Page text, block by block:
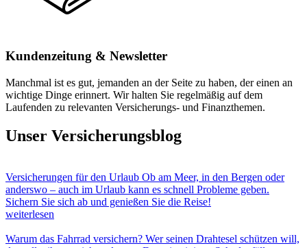
Kundenzeitung & Newsletter
Manchmal ist es gut, jemanden an der Seite zu haben, der einen an
wichtige Dinge erinnert. Wir halten Sie regelmäßig auf dem
Laufenden zu relevanten Versicherungs- und Finanzthemen.
Unser Versicherungsblog
Versicherungen für den Urlaub Ob am Meer, in den Bergen oder
anderswo – auch im Urlaub kann es schnell Probleme geben.
Sichern Sie sich ab und genießen Sie die Reise!
weiterlesen
Warum das Fahrrad versichern? Wer seinen Drahtesel schützen will,